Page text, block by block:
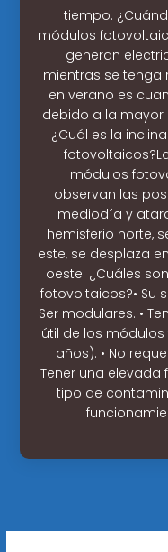
tiempo.
módulos
generan
mientras se tenga
en verano es
debido a la
¿Cuál es la
módulos
observan las
mediodía y
hemisferio norte,
este, se desplaza
oeste. ¿Cuáles
fotovoltaicos?• Su
Ser modulares. •
útil de los
años). • No
Tener una elevada
tipo de